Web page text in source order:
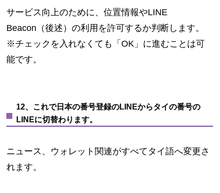
サービス向上のために、位置情報やLINE
Beacon（後述）の利用を許可するか判断します。
※チェックを入れなくても「OK」に進むことは可
能です。
12、これで日本の番号登録のLINEからタイの番号の
LINEに切替わります。
ニュース、ウォレット関連がすべてタイ語へ変更さ
れます。